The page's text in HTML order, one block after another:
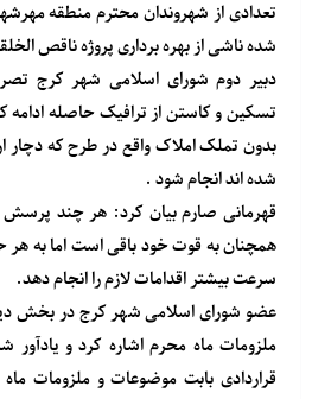
تعدادی از شهروندان محترم منطقه
شده ناشی از بهره برداری پروژه ناقص
دبیر دوم شورای اسلامی شهر کرج
تسکین و کاستن از ترافیک حاصله ادامه
بدون تملک املاک واقع در طرح که دچار
شده اند انجام شود .
قهرمانی صارم بیان کرد: هر چند
همچنان به قوت خود باقی است اما به هر
سرعت بیشتر اقدامات لازم را انجام دهد.
عضو شورای اسلامی شهر کرج در بخش
ملزومات ماه محرم اشاره کرد و یادآور
قراردادی بابت موضوعات و ملزومات